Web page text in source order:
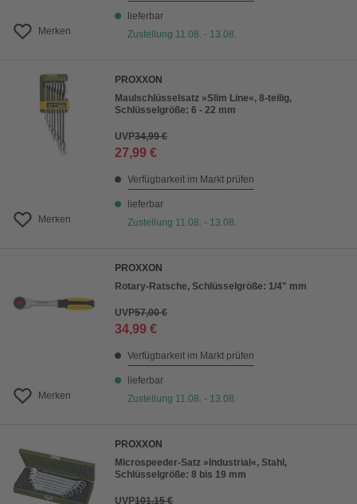
Merken
lieferbar
Zustellung 11.08. - 13.08.
Merken
PROXXON
Maulschlüsselsatz »Slim Line«, 8-teilig,
Schlüsselgröße: 6 - 22 mm
UVP34,99 €
27,99 €
Verfügbarkeit im Markt prüfen
lieferbar
Zustellung 11.08. - 13.08.
Merken
PROXXON
Rotary-Ratsche, Schlüsselgröße: 1/4" mm
UVP57,00 €
34,99 €
Verfügbarkeit im Markt prüfen
lieferbar
Zustellung 11.08. - 13.08.
PROXXON
Microspeeder-Satz »Industrial«, Stahl,
Schlüsselgröße: 8 bis 19 mm
UVP101,15 €